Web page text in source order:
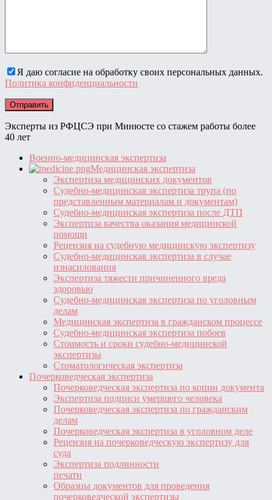
Я даю согласие на обработку своих персональных данных.
Политика конфиденциальности
Эксперты из РФЦСЭ при Минюсте со стажем работы более
40 лет
Военно-медицинская экспертиза
Медицинская экспертиза
Экспертиза медицинских документов
Судебно-медицинская экспертиза трупа (по
представленным материалам и документам)
Судебно-медицинская экспертиза после ДТП
Экспертиза качества оказания медицинской
помощи
Рецензия на судебную медицинскую экспертизу
Судебно-медицинская экспертиза в случае
изнасилования
Экспертиза тяжести причиненного вреда
здоровью
Судебно-медицинская экспертиза по уголовным
делам
Медицинская экспертиза в гражданском процессе
Судебно-медицинская экспертиза побоев
Стоимость и сроки судебно-медицинской
экспертизы
Стоматологическая экспертиза
Почерковедческая экспертиза
Почерковедческая экспертиза по копии документа
Экспертиза подписи умершего человека
Почерковедческая экспертиза по гражданским
делам
Почерковедческая экспертиза в уголовном деле
Рецензия на почерковедческую экспертизу для
суда
Экспертиза подлинности
печати
Образцы документов для проведения
почерковедческой экспертизы